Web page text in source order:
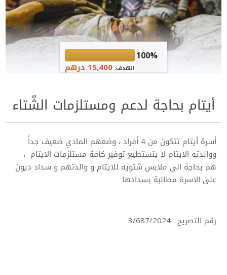
100%
الهدف:15,400 درهم
أيتام بحاجة لدعم ومستلزمات الشّتاء
أسرة أيتام تتكون من 4 أفراد ، وضعهم المادي ضعيف جداً
ووالدته الايتام لا يتستطيع توفير كافة مستلزمات الايتام ،
هم بحاجة الى ملابس شتويه للايتام و والدتهم و سداد ديون
على الاسرة مطالبة بسدادها
رقم التصريح : 3/687/2024